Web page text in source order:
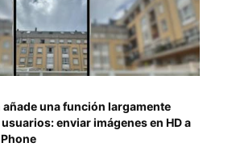
una función largamente
enviar imágenes en HD a